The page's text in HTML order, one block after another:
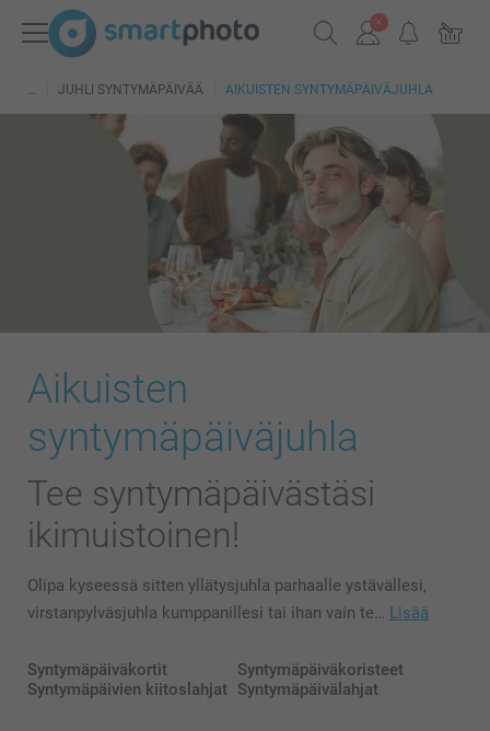
JUHLI SYNTYMÄPÄIVÄÄ AIKUISTEN SYNTYMÄPÄIVÄJUHLA
Aikuisten
syntymäpäiväjuhla
Tee syntymäpäivästäsi
ikimuistoinen!
Olipa kyseessä sitten yllätysjuhla parhaalle ystävällesi,
virstanpylväsjuhla kumppanillesi tai ihan vain te… Lisää
Syntymäpäiväkortit
Syntymäpäiväkoristeet
Syntymäpäivien kiitoslahjat Syntymäpäivälahjat